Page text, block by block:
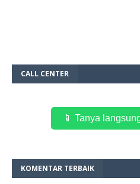
CALL CENTER
📱 Tanya
KOMENTAR TERBAIK